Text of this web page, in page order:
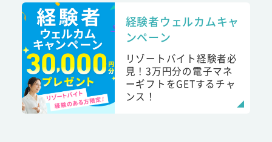
経験者ウェルカムキャ
ンペーン
リゾートバイト経験者必
見！3万円分の電子マネ
ーギフトをGETするチャ
ンス！